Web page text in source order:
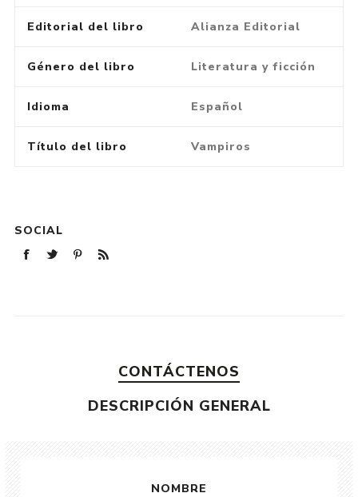
Editorial del libro Alianza Editorial
Género del libro Literatura y ficción
Idioma Español
Título del libro Vampiros
SOCIAL
CONTÁCTENOS
DESCRIPCIÓN GENERAL
NOMBRE